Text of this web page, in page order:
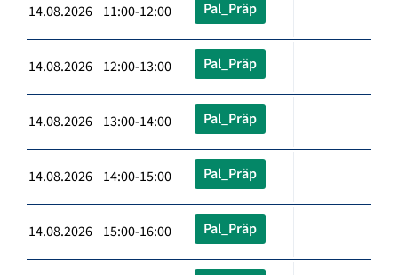
14.08.2026 11:00-12:00 Pal_Präp
14.08.2026 12:00-13:00 Pal_Präp
14.08.2026 13:00-14:00 Pal_Präp
14.08.2026 14:00-15:00 Pal_Präp
14.08.2026 15:00-16:00 Pal_Präp